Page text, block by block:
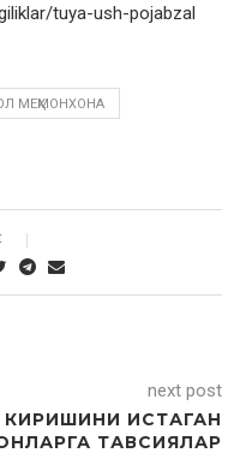
tuya-ush-pojabzal
МЕҲМОНХОНА
next post
КИРИШИНИ ИСТАГАН
ТАВСИЯЛАР